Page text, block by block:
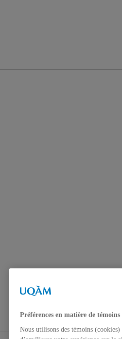
Préférences en matière de témoins
Nous utilisons des témoins